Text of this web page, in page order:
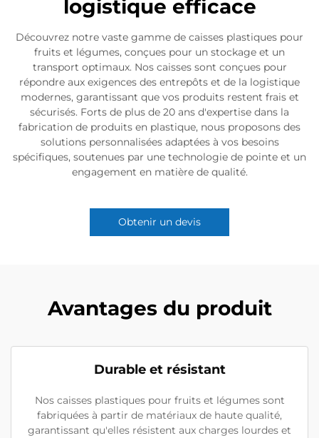
logistique efficace
Découvrez notre vaste gamme de caisses plastiques pour
fruits et légumes, conçues pour un stockage et un
transport optimaux. Nos caisses sont conçues pour
répondre aux exigences des entrepôts et de la logistique
modernes, garantissant que vos produits restent frais et
sécurisés. Forts de plus de 20 ans d'expertise dans la
fabrication de produits en plastique, nous proposons des
solutions personnalisées adaptées à vos besoins
spécifiques, soutenues par une technologie de pointe et un
engagement en matière de qualité.
Obtenir un devis
Avantages du produit
Durable et résistant
Nos caisses plastiques pour fruits et légumes sont
fabriquées à partir de matériaux de haute qualité,
garantissant qu'elles résistent aux charges lourdes et